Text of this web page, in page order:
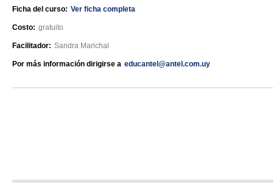
Ficha del curso: Ver ficha completa
Costo: gratuito
Facilitador: Sandra Marichal
Por más información dirigirse a educantel@antel.com.uy